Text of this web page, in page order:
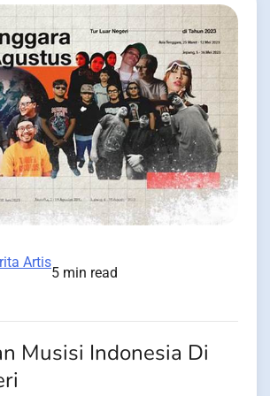
Artis
5 min read
Musisi Indonesia Di